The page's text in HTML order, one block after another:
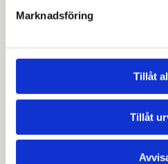
Marknadsföring
Tillåt
Tillåt
89,00kr